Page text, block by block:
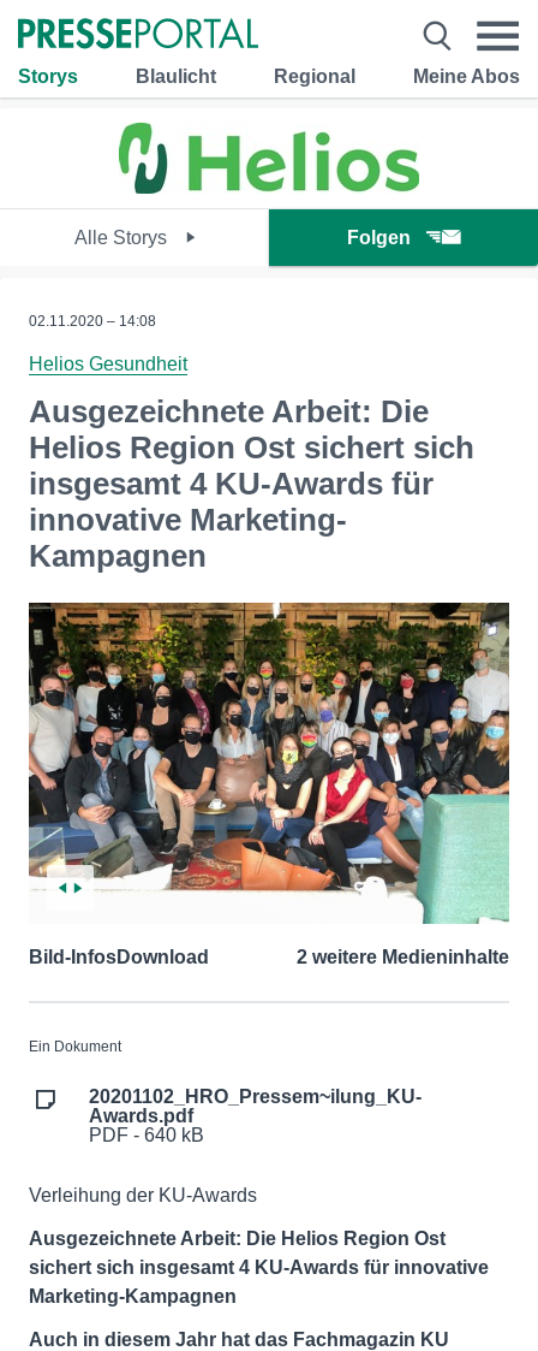
Storys Blaulicht Regional Meine Abos
Alle Storys Folgen
02.11.2020 – 14:08
Helios Gesundheit
Ausgezeichnete Arbeit: Die
Helios Region Ost sichert sich
insgesamt 4 KU-Awards für
innovative Marketing-
Kampagnen
Bild-InfosDownload 2 weitere Medieninhalte
Ein Dokument
20201102_HRO_Pressem~ilung_KU-
Awards.pdf
PDF - 640 kB
Verleihung der KU-Awards
Ausgezeichnete Arbeit: Die Helios Region Ost
sichert sich insgesamt 4 KU-Awards für innovative
Marketing-Kampagnen
Auch in diesem Jahr hat das Fachmagazin KU